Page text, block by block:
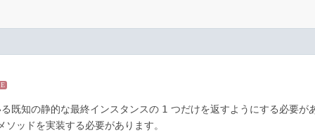
知の静的な最終インスタンスの 1 つだけを返すようにする必要が
ソッドを実装する必要があります。